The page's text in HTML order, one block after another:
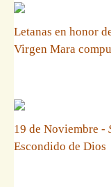
Letanas en honor
Virgen Mara
19 de Noviembre -
Escondido de Dios